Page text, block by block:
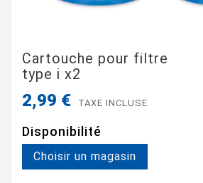
Cartouche pour filtre
type i x2
2,99 € TAXE INCLUSE
Disponibilité
Choisir un magasin